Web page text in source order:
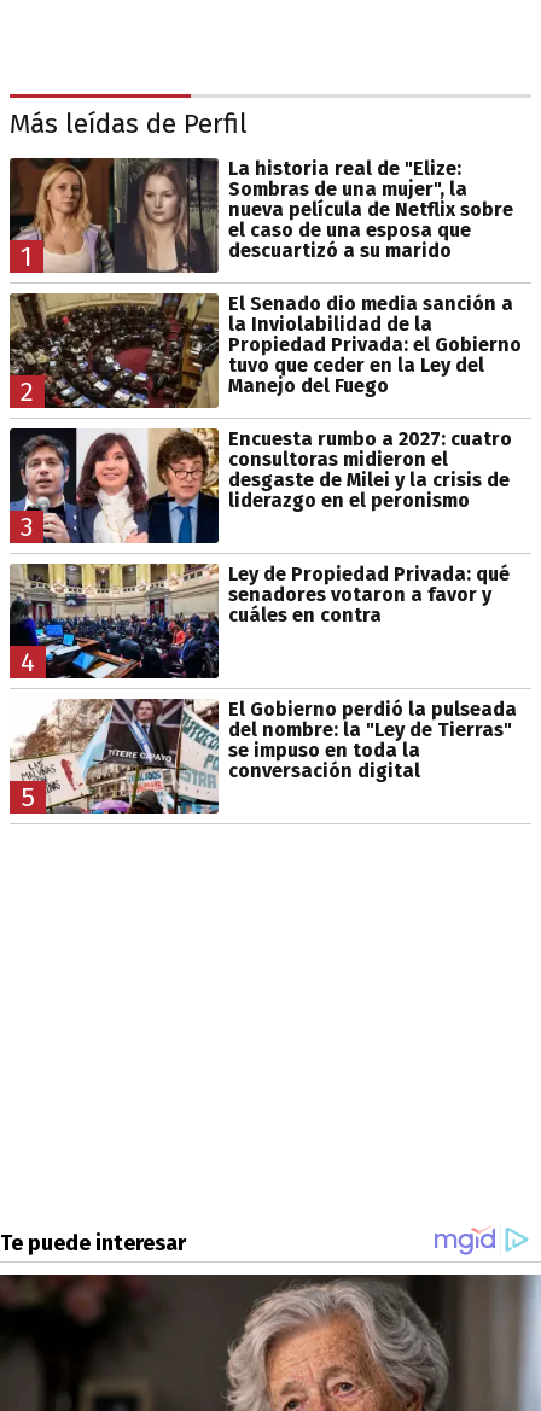
Más leídas de Perfil
1
La historia real de "Elize:
Sombras de una mujer", la
nueva película de Netflix sobre
el caso de una esposa que
descuartizó a su marido
2
El Senado dio media sanción a
la Inviolabilidad de la
Propiedad Privada: el Gobierno
tuvo que ceder en la Ley del
Manejo del Fuego
3
Encuesta rumbo a 2027: cuatro
consultoras midieron el
desgaste de Milei y la crisis de
liderazgo en el peronismo
4
Ley de Propiedad Privada: qué
senadores votaron a favor y
cuáles en contra
5
El Gobierno perdió la pulseada
del nombre: la "Ley de Tierras"
se impuso en toda la
conversación digital